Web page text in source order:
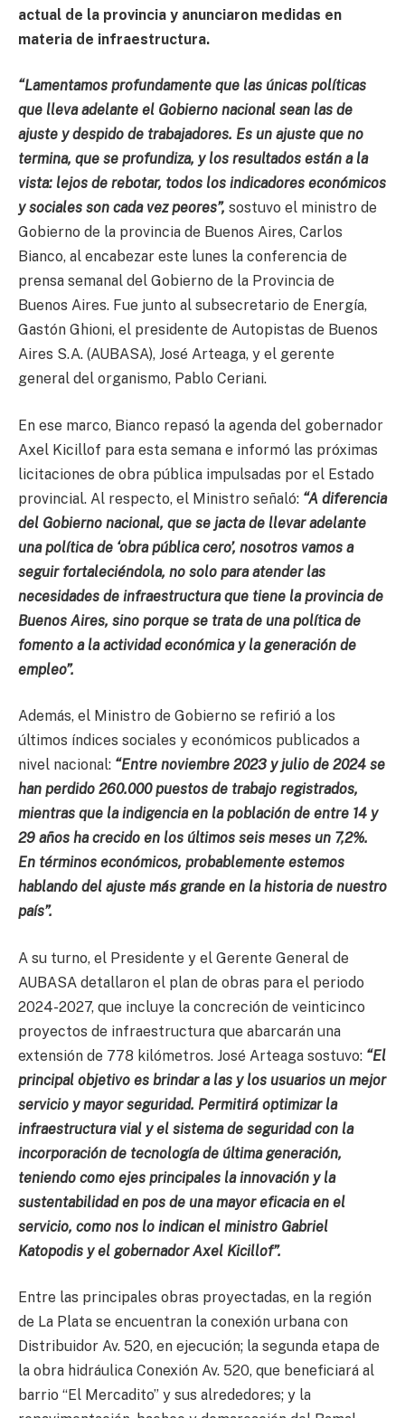
actual de la provincia y anunciaron medidas en
materia de infraestructura.
“Lamentamos profundamente que las únicas políticas
que lleva adelante el Gobierno nacional sean las de
ajuste y despido de trabajadores. Es un ajuste que no
termina, que se profundiza, y los resultados están a la
vista: lejos de rebotar, todos los indicadores económicos
y sociales son cada vez peores”, sostuvo el ministro de
Gobierno de la provincia de Buenos Aires, Carlos
Bianco, al encabezar este lunes la conferencia de
prensa semanal del Gobierno de la Provincia de
Buenos Aires. Fue junto al subsecretario de Energía,
Gastón Ghioni, el presidente de Autopistas de Buenos
Aires S.A. (AUBASA), José Arteaga, y el gerente
general del organismo, Pablo Ceriani.
En ese marco, Bianco repasó la agenda del gobernador
Axel Kicillof para esta semana e informó las próximas
licitaciones de obra pública impulsadas por el Estado
provincial. Al respecto, el Ministro señaló: “A diferencia
del Gobierno nacional, que se jacta de llevar adelante
una política de ‘obra pública cero’, nosotros vamos a
seguir fortaleciéndola, no solo para atender las
necesidades de infraestructura que tiene la provincia de
Buenos Aires, sino porque se trata de una política de
fomento a la actividad económica y la generación de
empleo”.
Además, el Ministro de Gobierno se refirió a los
últimos índices sociales y económicos publicados a
nivel nacional: “Entre noviembre 2023 y julio de 2024 se
han perdido 260.000 puestos de trabajo registrados,
mientras que la indigencia en la población de entre 14 y
29 años ha crecido en los últimos seis meses un 7,2%.
En términos económicos, probablemente estemos
hablando del ajuste más grande en la historia de nuestro
país”.
A su turno, el Presidente y el Gerente General de
AUBASA detallaron el plan de obras para el periodo
2024-2027, que incluye la concreción de veinticinco
proyectos de infraestructura que abarcarán una
extensión de 778 kilómetros. José Arteaga sostuvo: “El
principal objetivo es brindar a las y los usuarios un mejor
servicio y mayor seguridad. Permitirá optimizar la
infraestructura vial y el sistema de seguridad con la
incorporación de tecnología de última generación,
teniendo como ejes principales la innovación y la
sustentabilidad en pos de una mayor eficacia en el
servicio, como nos lo indican el ministro Gabriel
Katopodis y el gobernador Axel Kicillof”.
Entre las principales obras proyectadas, en la región
de La Plata se encuentran la conexión urbana con
Distribuidor Av. 520, en ejecución; la segunda etapa de
la obra hidráulica Conexión Av. 520, que beneficiará al
barrio “El Mercadito” y sus alrededores; y la